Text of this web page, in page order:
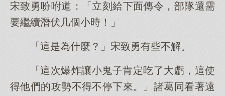
宋致勇吩咐道：「立刻給下面傳令，部隊還需
要繼續潛伏几個小時！」
「這是為什麼？」宋致勇有些不解。
「這次爆炸讓小鬼子肯定吃了大虧，這使
得他們的攻勢不得不停下來。」諸葛同看著遠